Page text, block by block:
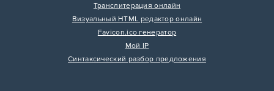
Транслитерация онлайн
Визуальный HTML редактор онлайн
Favicon.ico генератор
Мой IP
Синтаксический разбор предложения